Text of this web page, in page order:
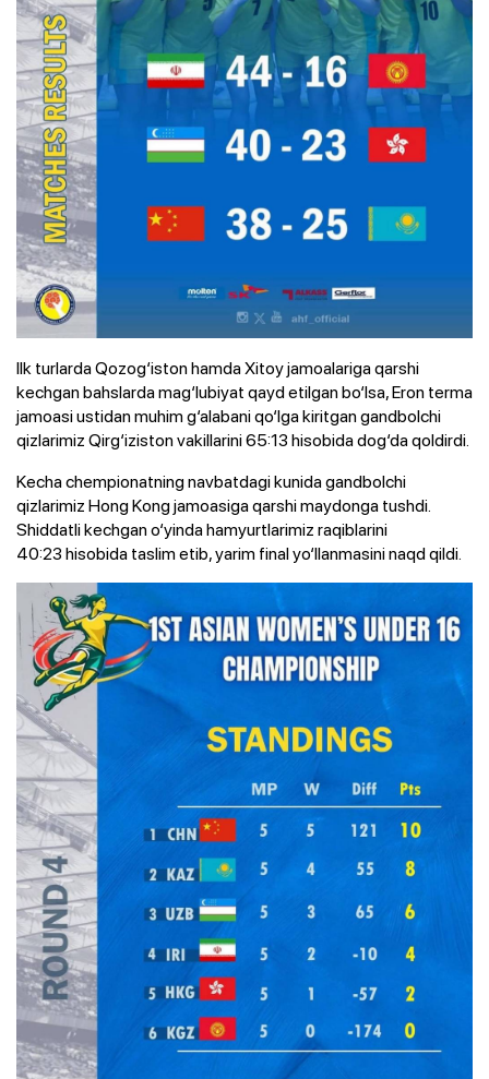
Ilk turlarda Qozog‘iston hamda Xitoy jamoalariga qarshi
kechgan bahslarda mag‘lubiyat qayd etilgan bo‘lsa, Eron terma
jamoasi ustidan muhim g‘alabani qo‘lga kiritgan gandbolchi
qizlarimiz Qirg‘iziston vakillarini 65:13 hisobida dog‘da qoldirdi.
Kecha chempionatning navbatdagi kunida gandbolchi
qizlarimiz Hong Kong jamoasiga qarshi maydonga tushdi.
Shiddatli kechgan o‘yinda hamyurtlarimiz raqiblarini
40:23 hisobida taslim etib, yarim final yo‘llanmasini naqd qildi.